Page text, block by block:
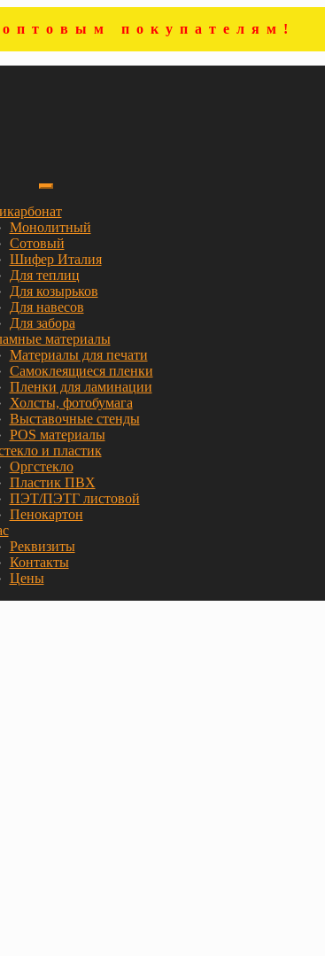
покупателям!
Монолитный
Сотовый
Шифер Италия
Для теплиц
Для козырьков
Для навесов
Для забора
материалы
Материалы для печати
Самоклеящиеся пленки
Пленки для ламинации
Холсты, фотобумага
Выставочные стенды
POS материалы
и пластик
Оргстекло
Пластик ПВХ
ПЭТ/ПЭТГ листовой
Пенокартон
Реквизиты
Контакты
Цены